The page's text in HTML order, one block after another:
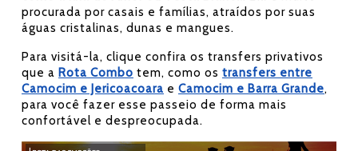
procurada por casais e famílias, atraídos por suas
águas cristalinas, dunas e mangues.
Para visitá-la, clique confira os transfers privativos
que a Rota Combo tem, como os transfers entre
Camocim e Jericoacoara e Camocim e Barra Grande,
para você fazer esse passeio de forma mais
confortável e despreocupada.